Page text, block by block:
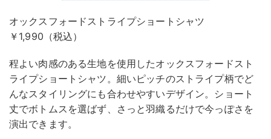
オックスフォードストライプショートシャツ
￥1,990（税込）
程よい肉感のある生地を使用したオックスフォードスト
ライプショートシャツ。細いピッチのストライプ柄でど
んなスタイリングにも合わせやすいデザイン。ショート
丈でボトムスを選ばず、さっと羽織るだけで今っぽさを
演出できます。